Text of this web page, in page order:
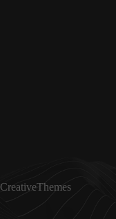
CreativeThemes